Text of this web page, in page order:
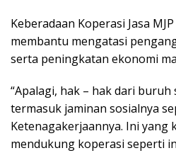
Keberadaan Koperasi Jasa
membantu mengatasi
serta peningkatan ekonomi
“Apalagi, hak – hak dari buruh
termasuk jaminan sosialnya
Ketenagakerjaannya. Ini yang
mendukung koperasi seperti